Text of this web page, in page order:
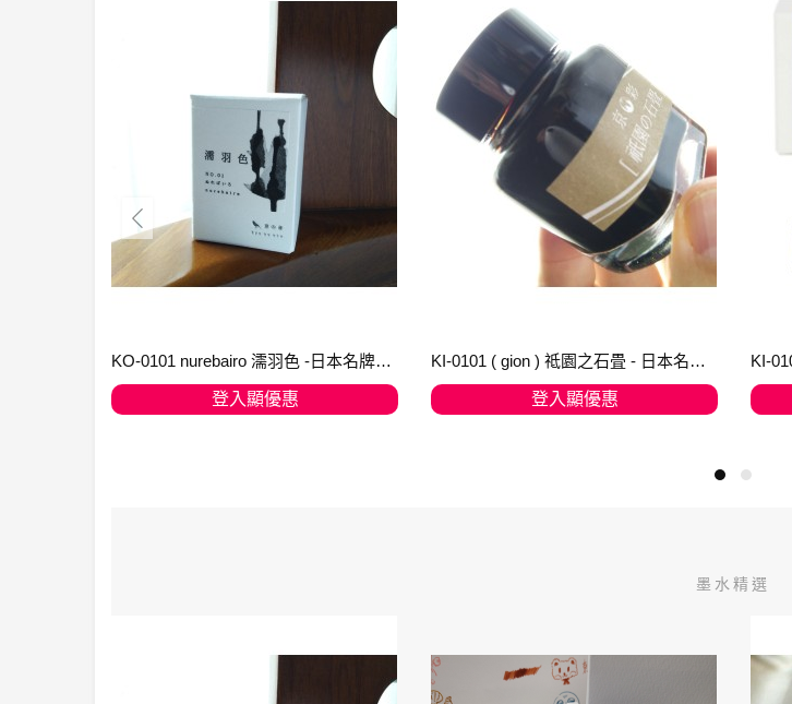
KO-0101 nurebairo 濡羽色 -日本名牌京の音樽裝鋼筆墨水40ml 4573356130012
登入顯優惠
KI-0101 ( gion ) 祗園之石畳 - 日本名牌京彩樽裝鋼筆墨水40ml
登入顯優惠
墨水精選